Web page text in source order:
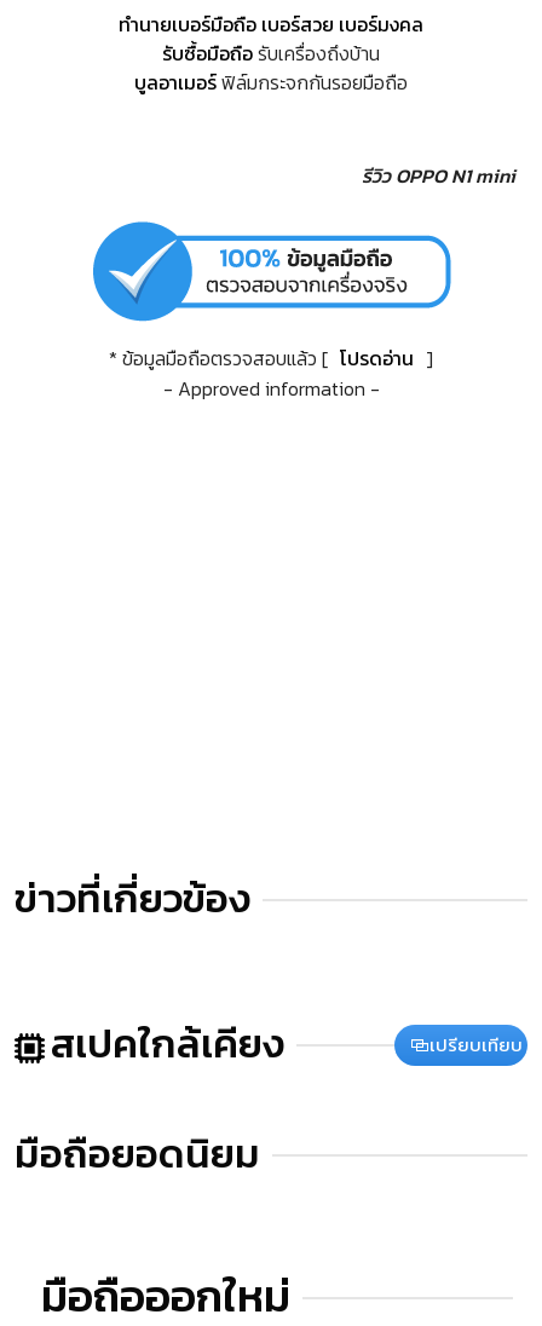
ทำนายเบอร์มือถือ เบอร์สวย เบอร์มงคล
รับซื้อมือถือรับเครื่องถึงบ้าน
บูลอาเมอร์ฟิล์มกระจกกันรอยมือถือ
รีวิว OPPO N1 mini
* ข้อมูลมือถือตรวจสอบแล้ว [ โปรดอ่าน ]
- Approved information -
ข่าวที่เกี่ยวข้อง
สเปคใกล้เคียง เปรียบเทียบ
มือถือยอดนิยม
มือถือออกใหม่